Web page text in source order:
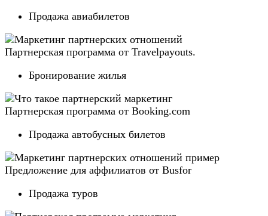
Продажа авиабилетов
Партнерская программа от Travelpayouts.
Бронирование жилья
Партнерская программа от Booking.com
Продажа автобусных билетов
Предложение для аффилиатов от Busfor
Продажа туров